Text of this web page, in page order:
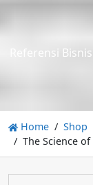
Referensi
Home Shop
The Science